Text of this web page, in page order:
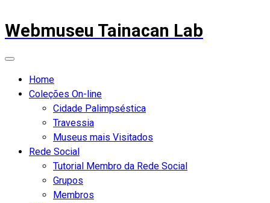
Webmuseu Tainacan Lab
Home
Coleções On-line
Cidade Palimpséstica
Travessia
Museus mais Visitados
Rede Social
Tutorial Membro da Rede Social
Grupos
Membros